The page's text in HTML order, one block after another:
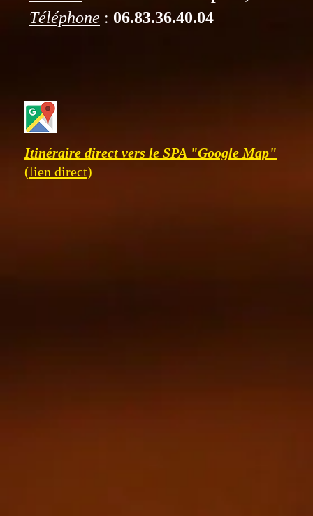
Téléphone : 06.83.36.40.04
Itinéraire direct vers le SPA "Google Map"
(lien direct)